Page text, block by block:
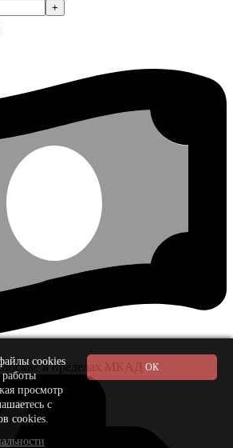
+
Москве в пределах МКАД
cookies
просмотр
с
cookies.